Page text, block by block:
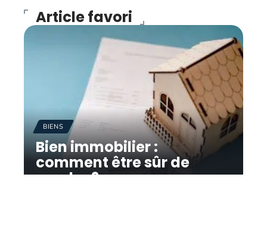
Article favori
BIENS
Bien immobilier :
comment être sûr de
vendre ?